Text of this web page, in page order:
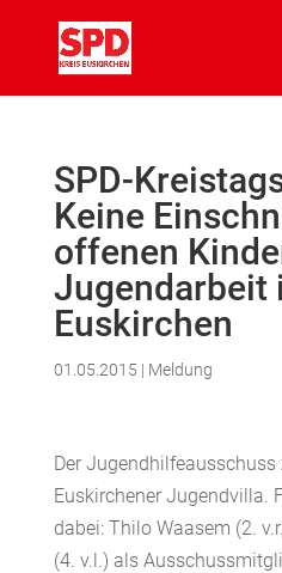
SPD-
Keine
offenen
Jugendarbeit
Euskirchen
01.05.2015 | Meldung
Der Jugendhilfeausschuss
Euskirchener Jugendvilla.
dabei: Thilo Waasem (2.
(4. v.l.) als